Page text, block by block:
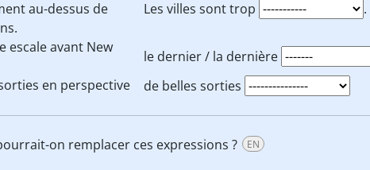
au-dessus de
.
Les villes sont trop .
escaleavant New
le dernier / la dernière
en perspective de belles sorties
on remplacer ces expressions ? EN